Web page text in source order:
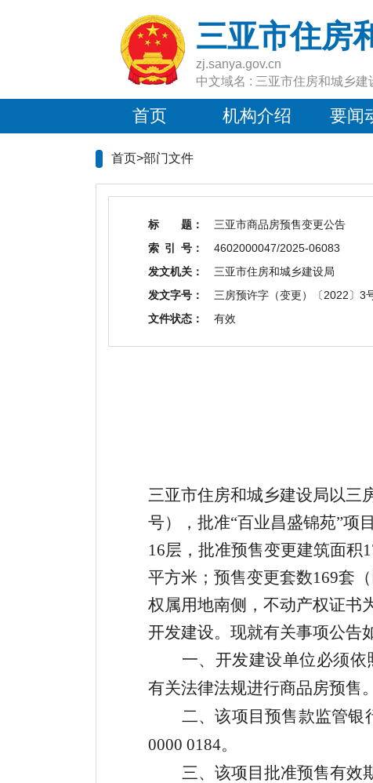
三亚市住房
zj.sanya.gov.cn
中文域名 : 三亚市住房和城乡建
首页 机构介绍 要闻
首页>部门文件
标 题：
三亚市商品房预售变更公告
索 引 号：
4602000047/2025-06083
发文机关：
三亚市住房和城乡建设局
发文字号：
三房预许字（变更）〔2022〕3
文件状态：
有效
三亚市住房和城乡建设局以三
号），批准“百业昌盛锦苑”项目
16层， 批准预售变更建筑面积
平方米； 预售变更套数169套
权属用地南侧 ， 不动产权证书
开发建设。现就有关事项公告
一、开发建设单位必须
有关法律法规进行商品房预售。
二、该项目预售款监管银
0000 0184。
三、该项目批准预售有效